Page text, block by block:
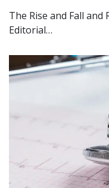
The Rise and Fall
Editorial…